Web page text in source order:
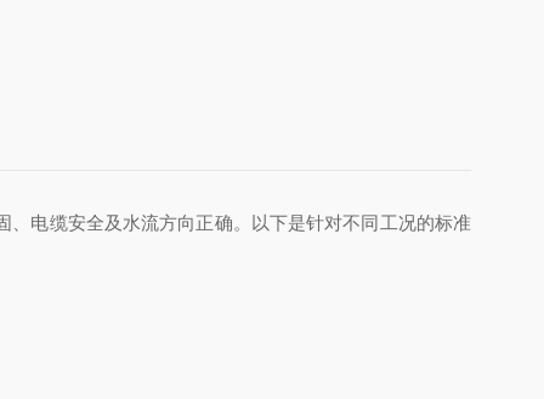
电缆安全及水流方向正确。以下是针对不同工况的标准